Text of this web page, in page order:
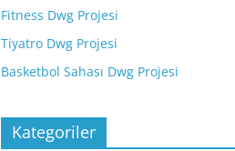
Fitness Dwg Projesi
Tiyatro Dwg Projesi
Basketbol Sahası Dwg Projesi
Kategoriler